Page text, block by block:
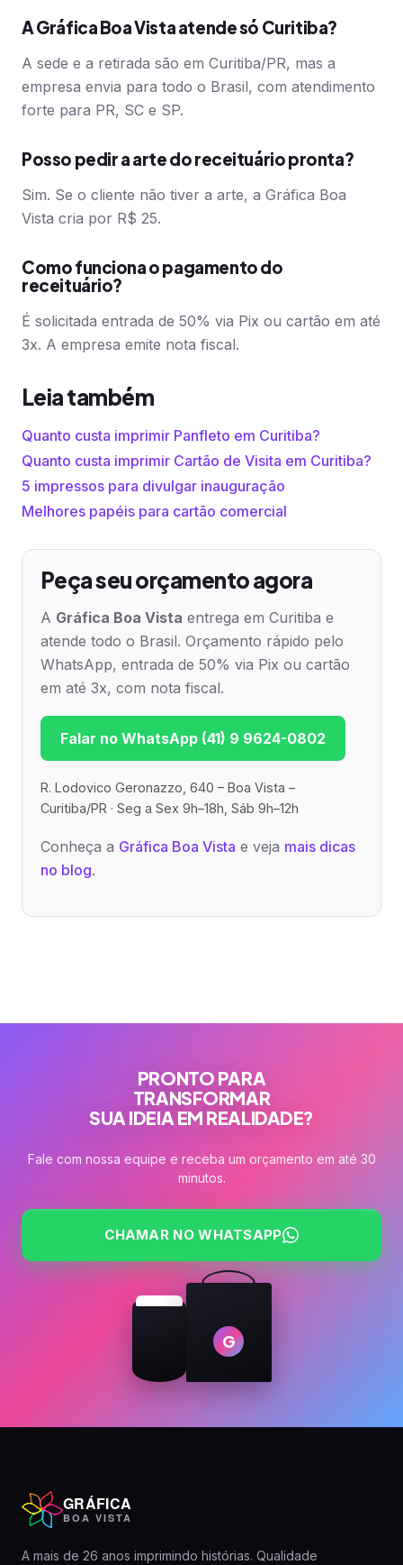
A Gráfica Boa Vista atende só Curitiba?
A sede e a retirada são em Curitiba/PR, mas a
empresa envia para todo o Brasil, com atendimento
forte para PR, SC e SP.
Posso pedir a arte do receituário pronta?
Sim. Se o cliente não tiver a arte, a Gráfica Boa
Vista cria por R$ 25.
Como funciona o pagamento do
receituário?
É solicitada entrada de 50% via Pix ou cartão em até
3x. A empresa emite nota fiscal.
Leia também
Quanto custa imprimir Panfleto em Curitiba?
Quanto custa imprimir Cartão de Visita em Curitiba?
5 impressos para divulgar inauguração
Melhores papéis para cartão comercial
Peça seu orçamento agora
A Gráfica Boa Vista entrega em Curitiba e
atende todo o Brasil. Orçamento rápido pelo
WhatsApp, entrada de 50% via Pix ou cartão
em até 3x, com nota fiscal.
Falar no WhatsApp (41) 9 9624-0802
R. Lodovico Geronazzo, 640 – Boa Vista –
Curitiba/PR · Seg a Sex 9h–18h, Sáb 9h–12h
Conheça a Gráfica Boa Vista e veja mais dicas
no blog.
PRONTO PARA
TRANSFORMAR
SUA IDEIA EM REALIDADE?
Fale com nossa equipe e receba um orçamento em até 30
minutos.
CHAMAR NO WHATSAPP
G
GRÁFICA
BOA VISTA
A mais de 26 anos imprimindo histórias. Qualidade